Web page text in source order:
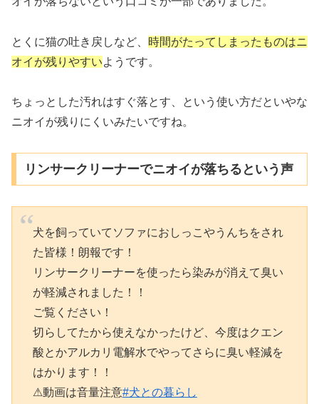
とくに猫の吐き戻しなど、 時間がたってしまったものはニ
オイが残りやすいようです。
ちょっとした汚れはすぐ落とす、という使い方だといやな
ニオイが残りにくいみたいですね。
リンサークリーナーでニオイが落ちるという声
犬を飼っていてソファにおしっこやうんちをされ
た皆様！朗報です！
リンサークリーナーを使ったら染みが消えて臭い
が軽減されました！！
ご覧ください！
切らしてたから使えなかったけど、今度はクエン
酸とかアルカリ電解水でやってさらに臭い軽減を
はかります！！
⚠︎動画は音量注意#犬との暮らし